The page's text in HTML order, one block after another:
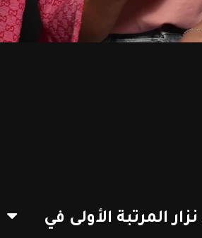
المرتبة الأولى في